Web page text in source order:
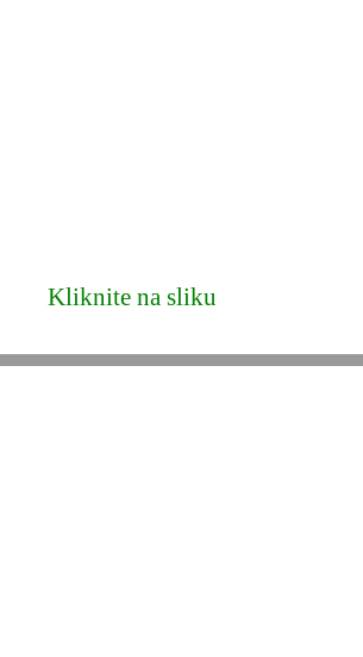
put kada budem komentirao.
Kliknite na sliku